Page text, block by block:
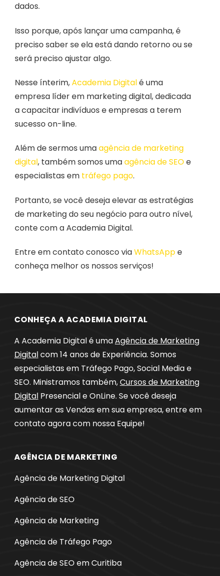
dados.
Isso porque, após lançar uma campanha, é
preciso saber se ela está dando retorno ou se
será preciso ajustar algo.
Nesse ínterim,Academia Digitalé uma
empresa líder em marketing digital, dedicada
a capacitar indivíduos e empresas a terem
sucesso on-line.
Além de sermos umaagência de marketing
digital, também somos umaagência de SEOe
especialistas em tráfego pago.
Portanto, se você deseja elevar as estratégias
de marketing do seu negócio para outro nível,
conte com a Academia Digital.
Entre em contato conosco viaWhatsAppe
conheça melhor os nossos serviços!
CONHEÇA A ACADEMIA DIGITAL
A Academia Digital é umaAgência de Marketing
Digitalcom 14 anos de Experiência. Somos
especialistas em Tráfego Pago, Social Media e
SEO. Ministramos também,Cursos de Marketing
Digital Presencial e OnLine. Se você deseja
aumentar as Vendas em sua empresa, entre em
contato agora com nossa Equipe!
AGÊNCIA DE MARKETING
Agência de Marketing Digital
Agência de SEO
Agência de Marketing
Agência de Tráfego Pago
Agência de SEO em Curitiba